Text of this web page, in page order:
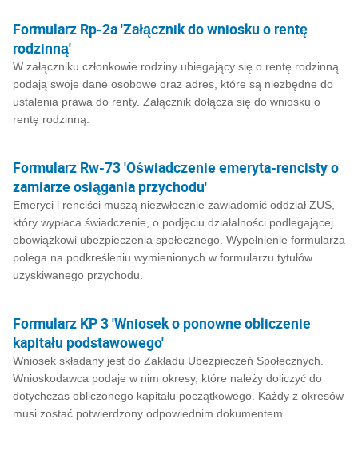
Formularz Rp-2a 'Załącznik do wniosku o rentę
rodzinną'
W załączniku członkowie rodziny ubiegający się o rentę rodzinną
podają swoje dane osobowe oraz adres, które są niezbędne do
ustalenia prawa do renty. Załącznik dołącza się do wniosku o
rentę rodzinną.
Formularz Rw-73 'Oświadczenie emeryta-rencisty o
zamiarze osiągania przychodu'
Emeryci i renciści muszą niezwłocznie zawiadomić oddział ZUS,
który wypłaca świadczenie, o podjęciu działalności podlegającej
obowiązkowi ubezpieczenia społecznego. Wypełnienie formularza
polega na podkreśleniu wymienionych w formularzu tytułów
uzyskiwanego przychodu.
Formularz KP 3 'Wniosek o ponowne obliczenie
kapitału podstawowego'
Wniosek składany jest do Zakładu Ubezpieczeń Społecznych.
Wnioskodawca podaje w nim okresy, które należy doliczyć do
dotychczas obliczonego kapitału początkowego. Każdy z okresów
musi zostać potwierdzony odpowiednim dokumentem.